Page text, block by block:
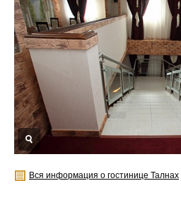
Вся информация о гостинице Талнах